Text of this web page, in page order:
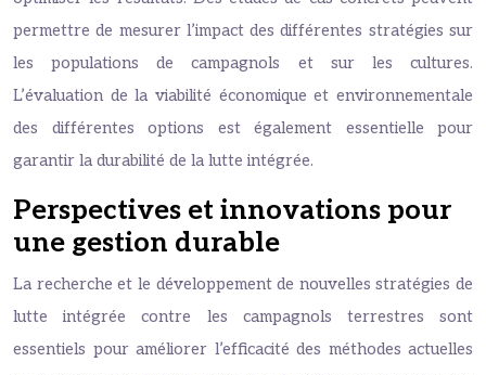
permettre de mesurer l’impact des différentes stratégies sur
les populations de campagnols et sur les cultures.
L’évaluation de la viabilité économique et environnementale
des différentes options est également essentielle pour
garantir la durabilité de la lutte intégrée.
Perspectives et innovations pour
une gestion durable
La recherche et le développement de nouvelles stratégies de
lutte intégrée contre les campagnols terrestres sont
essentiels pour améliorer l’efficacité des méthodes actuelles